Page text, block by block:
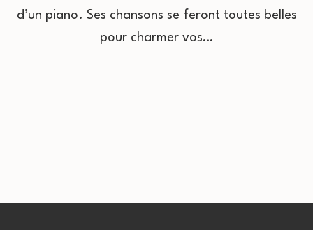
d’un piano. Ses chansons se feront toutes belles
pour charmer vos…